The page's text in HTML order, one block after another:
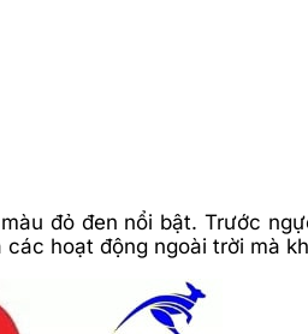
đỏ đen nổi bật. Trước
hoạt động ngoài trời mà